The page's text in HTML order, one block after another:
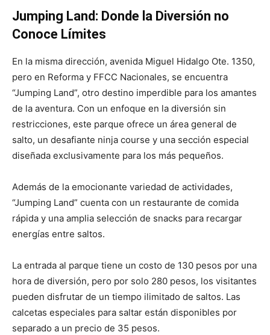
Jumping Land: Donde la Diversión no
Conoce Límites
En la misma dirección, avenida Miguel Hidalgo Ote. 1350,
pero en Reforma y FFCC Nacionales, se encuentra
“Jumping Land”, otro destino imperdible para los amantes
de la aventura. Con un enfoque en la diversión sin
restricciones, este parque ofrece un área general de
salto, un desafiante ninja course y una sección especial
diseñada exclusivamente para los más pequeños.
Además de la emocionante variedad de actividades,
“Jumping Land” cuenta con un restaurante de comida
rápida y una amplia selección de snacks para recargar
energías entre saltos.
La entrada al parque tiene un costo de 130 pesos por una
hora de diversión, pero por solo 280 pesos, los visitantes
pueden disfrutar de un tiempo ilimitado de saltos. Las
calcetas especiales para saltar están disponibles por
separado a un precio de 35 pesos.